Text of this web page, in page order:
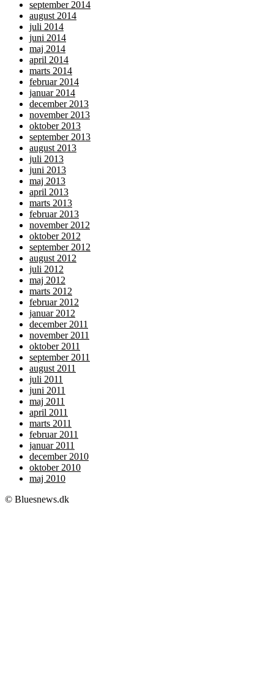
september 2014
august 2014
juli 2014
juni 2014
maj 2014
april 2014
marts 2014
februar 2014
januar 2014
december 2013
november 2013
oktober 2013
september 2013
august 2013
juli 2013
juni 2013
maj 2013
april 2013
marts 2013
februar 2013
november 2012
oktober 2012
september 2012
august 2012
juli 2012
maj 2012
marts 2012
februar 2012
januar 2012
december 2011
november 2011
oktober 2011
september 2011
august 2011
juli 2011
juni 2011
maj 2011
april 2011
marts 2011
februar 2011
januar 2011
december 2010
oktober 2010
maj 2010
© Bluesnews.dk